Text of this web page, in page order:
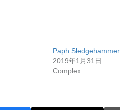
Paph.Sledgehammer
2019年1月31日
Complex